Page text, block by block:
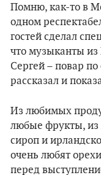
Помню, как-то в
одном
гостей сделал
что музыканты из
Сергей – повар
рассказал и
Из любимых
любые фрукты, из
сироп и
очень любят
перед